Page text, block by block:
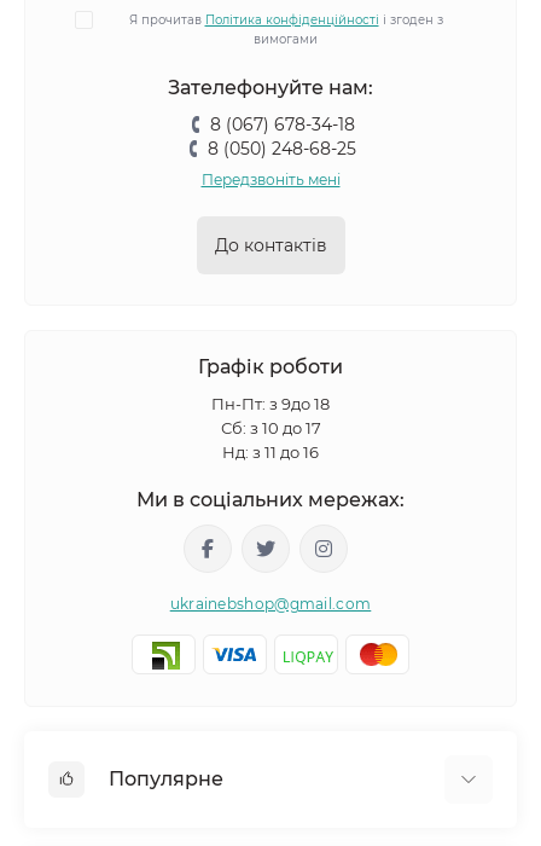
Я прочитав Політика конфіденційності і згоден з
вимогами
Зателефонуйте нам:
8 (067) 678-34-18
8 (050) 248-68-25
Передзвоніть мені
До контактів
Графік роботи
Пн-Пт: з 9до 18
Сб: з 10 до 17
Нд: з 11 до 16
Ми в соціальних мережах:
ukrainebshop@gmail.com
Популярне